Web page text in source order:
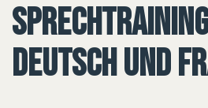
Deutsch und